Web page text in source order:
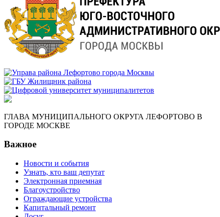
ГЛАВА МУНИЦИПАЛЬНОГО ОКРУГА ЛЕФОРТОВО В
ГОРОДЕ МОСКВЕ
Важное
Новости и события
Узнать, кто ваш депутат
Электронная приемная
Благоустройство
Ограждающие устройства
Капитальный ремонт